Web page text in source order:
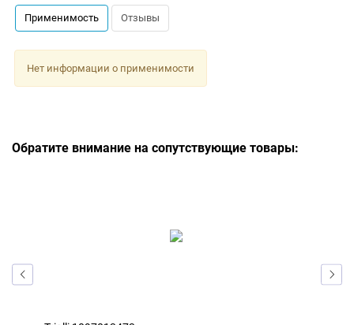
Применимость Отзывы
Нет информации о применимости
Обратите внимание на сопутствующие товары: